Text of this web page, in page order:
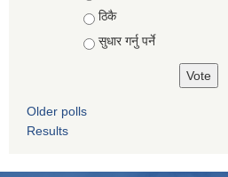
ठिकै
सुधार गर्नु पर्ने
Older polls
Results